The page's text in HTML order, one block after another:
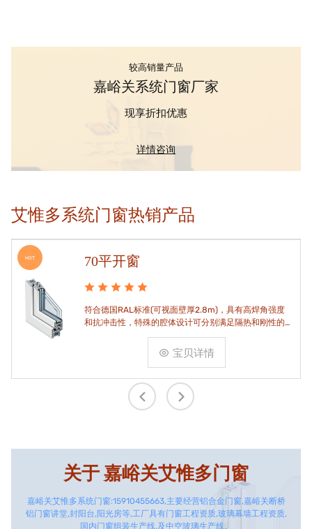
较高销量产品
嘉峪关系统门窗厂家
现享折扣优惠
详情咨询
艾惟多系统门窗热销产品
HOT 70平开窗
符合德国RAL标准(可视面壁厚2.8m)，具有高焊角强度
和抗冲击性，特殊的腔体设计可分别满足隔热和刚性的
宝贝详情
关于嘉峪关艾惟多门窗
嘉峪关艾惟多系统门窗:15910455663,主要经营铝合金门窗,嘉峪关断桥
铝门窗讲堂,封阳台,阳光房等,工厂具有门窗工程资质,玻璃幕墙工程资质,
国内门窗组装生产线,及中空玻璃生产线。